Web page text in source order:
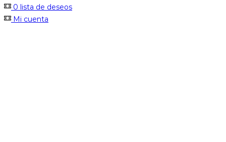
0 lista de deseos
Mi cuenta